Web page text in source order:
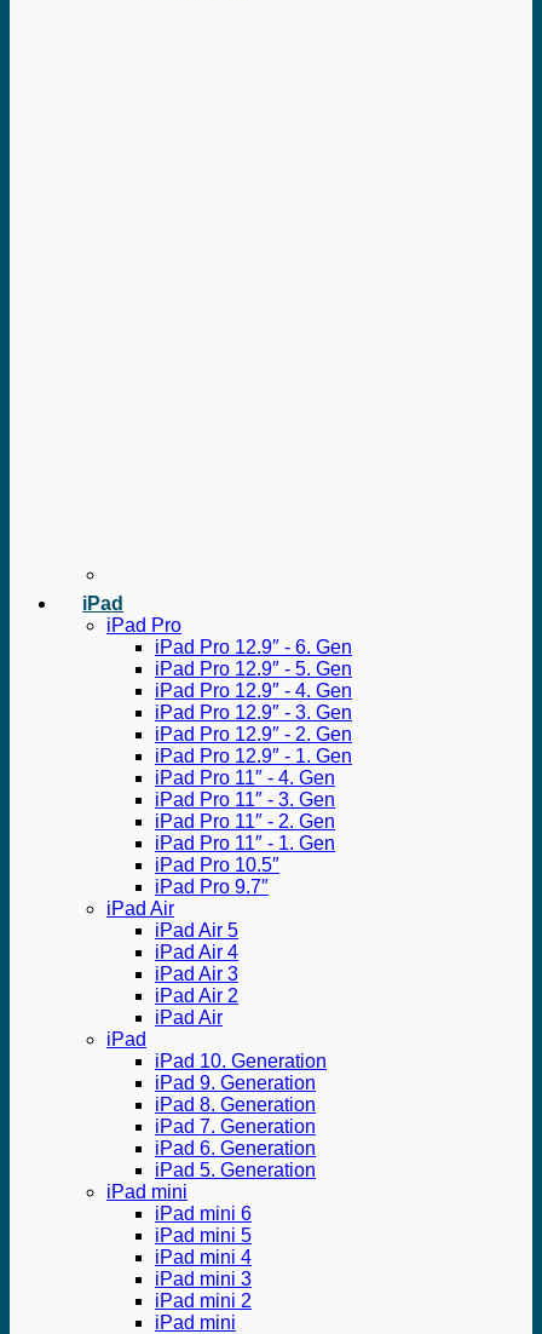
iPad
iPad Pro
iPad Pro 12.9″ - 6. Gen
iPad Pro 12.9″ - 5. Gen
iPad Pro 12.9″ - 4. Gen
iPad Pro 12.9″ - 3. Gen
iPad Pro 12.9″ - 2. Gen
iPad Pro 12.9″ - 1. Gen
iPad Pro 11″ - 4. Gen
iPad Pro 11″ - 3. Gen
iPad Pro 11″ - 2. Gen
iPad Pro 11″ - 1. Gen
iPad Pro 10.5″
iPad Pro 9.7″
iPad Air
iPad Air 5
iPad Air 4
iPad Air 3
iPad Air 2
iPad Air
iPad
iPad 10. Generation
iPad 9. Generation
iPad 8. Generation
iPad 7. Generation
iPad 6. Generation
iPad 5. Generation
iPad mini
iPad mini 6
iPad mini 5
iPad mini 4
iPad mini 3
iPad mini 2
iPad mini